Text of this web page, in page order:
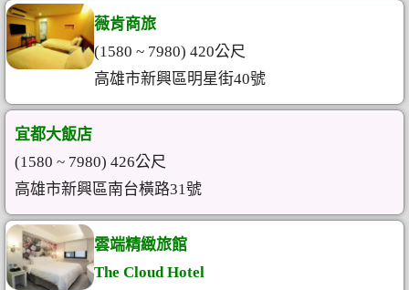
薇肯商旅
(1580 ~ 7980) 420公尺
高雄市新興區明星街40號
宜都大飯店
(1580 ~ 7980) 426公尺
高雄市新興區南台橫路31號
雲端精緻旅館
The Cloud Hotel